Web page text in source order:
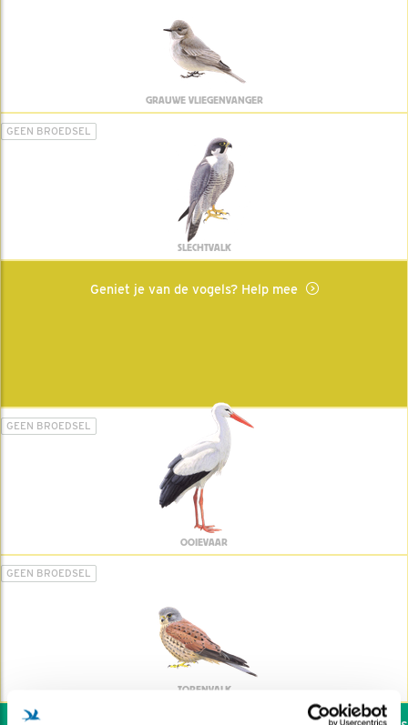
GRAUWE VLIEGENVANGER
GEEN BROEDSEL
SLECHTVALK
Geniet je van de vogels? Help mee
GEEN BROEDSEL
OOIEVAAR
GEEN BROEDSEL
TORENVALK